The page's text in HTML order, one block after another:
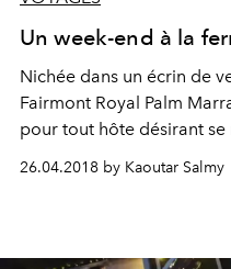
Un week-end à la
Nichée dans un écrin de
Fairmont Royal Palm
pour tout hôte désirant se
26.04.2018 by Kaoutar Salmy